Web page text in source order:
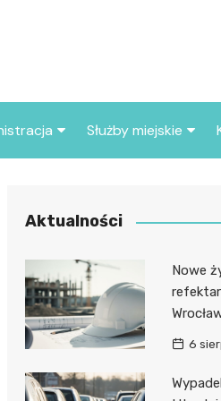
miasta
Służby miejskie
Policja
Aktualności
Nowe
6